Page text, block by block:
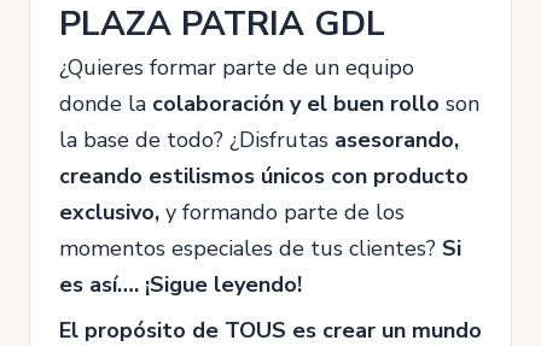
PLAZA PATRIA GDL
¿Quieres formar parte de un equipo
donde la colaboración y el buen rollo son
la base de todo? ¿Disfrutas asesorando,
creando estilismos únicos con producto
exclusivo, y formando parte de los
momentos especiales de tus clientes? Si
es así…. ¡Sigue leyendo!
El propósito de TOUS es crear un mundo